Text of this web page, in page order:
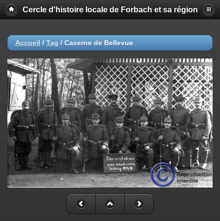
Cercle d'histoire locale de Forbach et sa région
Accueil / Tag / Caserne de Bellevue